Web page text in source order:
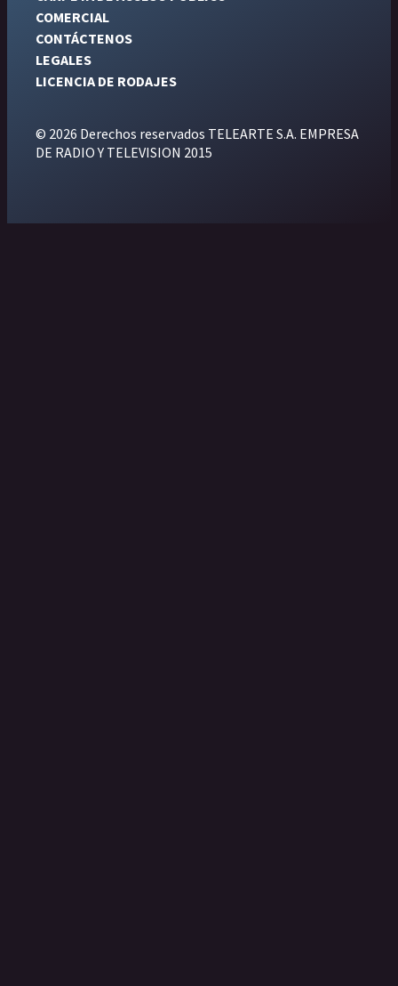
COMERCIAL
CONTÁCTENOS
LEGALES
LICENCIA DE RODAJES
© 2026 Derechos reservados TELEARTE S.A. EMPRESA
DE RADIO Y TELEVISION 2015